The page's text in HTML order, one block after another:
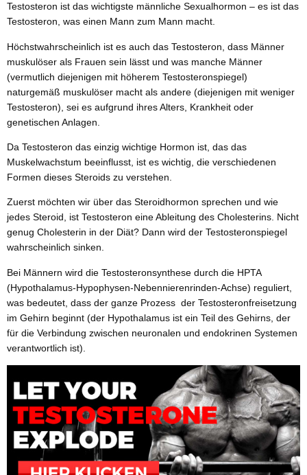
Testosteron ist das wichtigste männliche Sexualhormon – es ist das
Testosteron, was einen Mann zum Mann macht.
Höchstwahrscheinlich ist es auch das Testosteron, dass Männer
muskulöser als Frauen sein lässt und was manche Männer
(vermutlich diejenigen mit höherem Testosteronspiegel)
naturgemäß muskulöser macht als andere (diejenigen mit weniger
Testosteron), sei es aufgrund ihres Alters, Krankheit oder
genetischen Anlagen.
Da Testosteron das einzig wichtige Hormon ist, das das
Muskelwachstum beeinflusst, ist es wichtig, die verschiedenen
Formen dieses Steroids zu verstehen.
Zuerst möchten wir über das Steroidhormon sprechen und wie
jedes Steroid, ist Testosteron eine Ableitung des Cholesterins. Nicht
genug Cholesterin in der Diät? Dann wird der Testosteronspiegel
wahrscheinlich sinken.
Bei Männern wird die Testosteronsynthese durch die HPTA
(Hypothalamus-Hypophysen-Nebennierenrinden-Achse) reguliert,
was bedeutet, dass der ganze Prozess der Testosteronfreisetzung
im Gehirn beginnt (der Hypothalamus ist ein Teil des Gehirns, der
für die Verbindung zwischen neuronalen und endokrinen Systemen
verantwortlich ist).